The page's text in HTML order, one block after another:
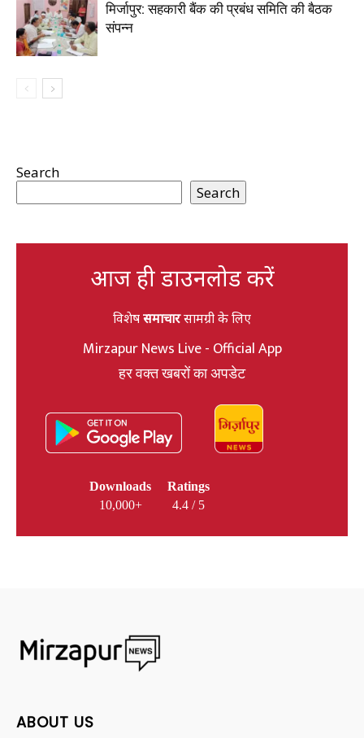
मिर्जापुर: सहकारी बैंक की प्रबंध समिति की बैठक
संपन्न
Search
Search
आज ही डाउनलोड करें
विशेषसमाचारसामग्री के लिए
Mirzapur News Live - Official App
हर वक्त खबरों का अपडेट
Downloads
10,000+
Ratings
4.4 / 5
ABOUT US